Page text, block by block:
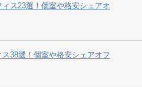
ス23選！個室や格安シェアオ
38選！個室や格安シェアオフ